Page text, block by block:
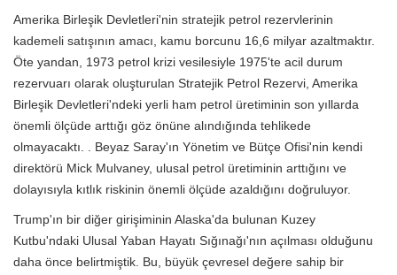
Amerika Birleşik Devletleri'nin stratejik petrol rezervlerinin
kademeli satışının amacı, kamu borcunu 16,6 milyar azaltmaktır.
Öte yandan, 1973 petrol krizi vesilesiyle 1975'te acil durum
rezervuarı olarak oluşturulan Stratejik Petrol Rezervi, Amerika
Birleşik Devletleri'ndeki yerli ham petrol üretiminin son yıllarda
önemli ölçüde arttığı göz önüne alındığında tehlikede
olmayacaktı. . Beyaz Saray'ın Yönetim ve Bütçe Ofisi'nin kendi
direktörü Mick Mulvaney, ulusal petrol üretiminin arttığını ve
dolayısıyla kıtlık riskinin önemli ölçüde azaldığını doğruluyor.
Trump'ın bir diğer girişiminin Alaska'da bulunan Kuzey
Kutbu'ndaki Ulusal Yaban Hayatı Sığınağı'nın açılması olduğunu
daha önce belirtmiştik. Bu, büyük çevresel değere sahip bir